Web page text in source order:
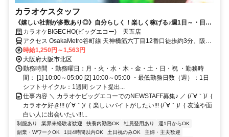
カラオケスタッフ
《嬉しい社割が多数あり◎》自分らしく！楽しく稼げる♪週1日～・日払
いOK！
カラオケBIGECHO(ビッグエコー) 天五店
アクセス OsakaMetro谷町線 天神橋筋六丁目12番口徒歩約3分、阪急
千里線 天神橋筋六丁目12番口徒歩約3分、OsakaMetro堺筋線 天神橋
筋六丁目12番口徒歩約3分
時給1,250円～1,563円
大阪府大阪市北区
勤務時間 ・勤務曜日：月・火・水・木・金・土・日・祝 ・勤務時
間： [1] 10:00～05:00 [2] 10:00～05:00 ・最低勤務日数（週）：1日
シフトサイクル：1週間 シフト提出...
仕事内容 ＼ カラオケビッグエコーでのNEWSTAFF募集♪ ／ (/´∀｀)/｛
カラオケ好き!!! (/´∀｀)/｛ 楽しいバイトがしたい!!! (/´∀｀)/｛ 友達や面
白い人に出会いたい!!!...
制服あり 業界未経験者歓迎 扶養内勤務OK 社員登用あり
週1日からOK
副業・WワークOK
1日4時間以内OK 土日祝のみOK
主婦・主夫歓迎